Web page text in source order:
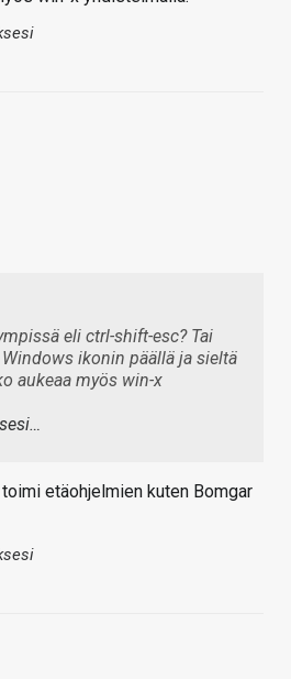
eli ctrl-shift-esc? Tai
ikonin päällä ja sieltä
aukeaa myös win-x
etäohjelmien kuten Bomgar